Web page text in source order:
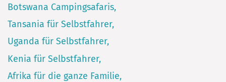
Botswana Campingsafaris
Tansania für Selbstfahrer
Uganda für Selbstfahrer
Kenia für Selbstfahrer
Afrika für die ganze Familie